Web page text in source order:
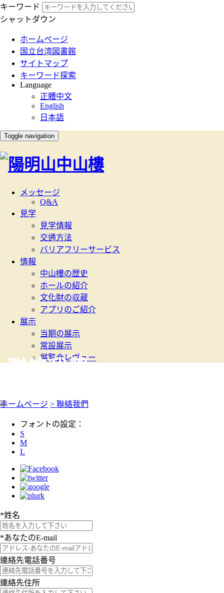
キーワード
シャットダウン
ホームページ
国立台湾図書館
サイトマップ
キーワード探索
Language
正體中文
English
日本語
Toggle navigation
メッセージ
Q&A
見学
見学情報
交通方法
バリアフリーサービス
情報
中山樓の歴史
ホールの紹介
文化財の収蔵
アプリのご紹介
展示
当期の展示
常設展示
展覧会レヴュー
聯絡我們
:::
ホームページ > 聯絡我們
フォントの設定：
S
M
L
*姓名
*あなたのE-mail
連絡先電話番号
連絡先住所